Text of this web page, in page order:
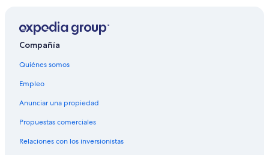
Vuelos de Aguadilla (BQN) a Chicago (ORD)
Vuelos de Brownsville (BRO) a Chicago (ORD)
Compañía
Quiénes somos
Empleo
Anunciar una propiedad
Propuestas comerciales
Relaciones con los inversionistas